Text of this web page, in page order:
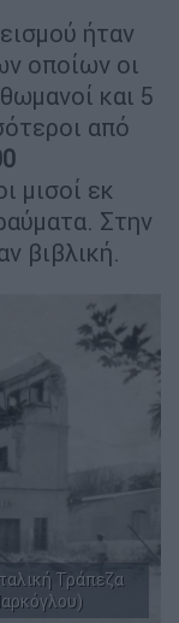
ήταν
οποίων οι
και 5
από
μισοί εκ
Στην
βιβλική.
Τράπεζα